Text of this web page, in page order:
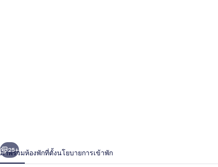
คัน
า
ถัดไป
25+
ภาพรวมห้องพักที่ตั้งนโยบายการเข้าพัก